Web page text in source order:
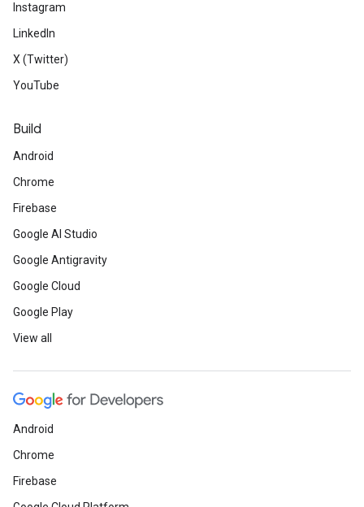
Instagram
LinkedIn
X (Twitter)
YouTube
Build
Android
Chrome
Firebase
Google AI Studio
Google Antigravity
Google Cloud
Google Play
View all
Android
Chrome
Firebase